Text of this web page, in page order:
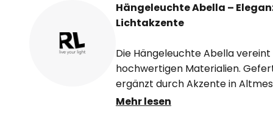
Hängeleuchte Abella –
Lichtakzente
Die Hängeleuchte Abella
hochwertigen Materialien.
ergänzt durch Akzente in
Blickfang in jedem Raum. Ihr
Mehr lesen